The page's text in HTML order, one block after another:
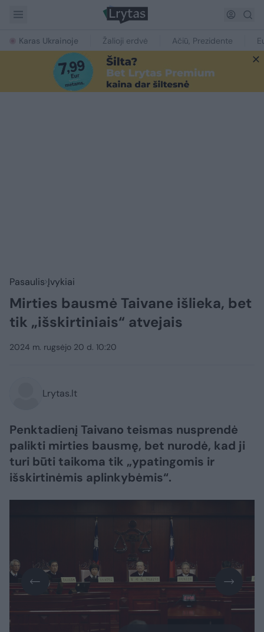
Karas Ukrainoje Žalioji erdvė Ačiū, Prezidente
Pasaulis Įvykiai
Mirties bausmė Taivane išlieka, bet
tik „išskirtiniais“ atvejais
2024 m. rugsėjo 20 d. 10:20
Lrytas.lt
Penktadienį Taivano teismas nusprendė
palikti mirties bausmę, bet nurodė, kad ji
turi būti taikoma tik „ypatingomis ir
išskirtinėmis aplinkybėmis“.